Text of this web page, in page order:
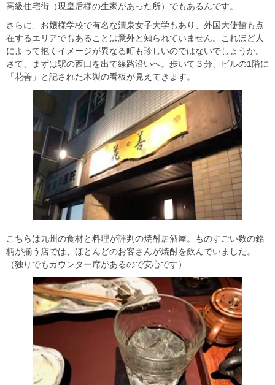
高級住宅街（現皇后様の生家があった所）でもあるんです。
さらに、お嬢様学校で有名な清泉女子大学もあり、外国大使館も点
在するエリアでもあることは意外と知られていません。これほど人
によって抱くイメージが異なる町も珍しいのではないでしょうか。
さて、まずは駅の西口を出て線路沿いへ。歩いて３分、ビルの1階に
「花善」と記された木製の看板が見えてきます。
こちらは九州の食材と料理が評判の焼酎居酒屋。ものすごい数の銘
柄が揃う店では、ほとんどのお客さんが焼酎を飲んでいました。
（独りでもカウンター席があるので安心です）